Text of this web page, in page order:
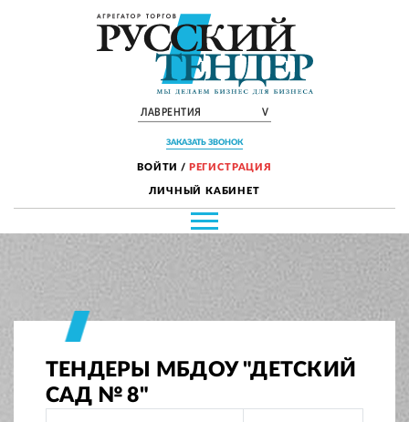
ЛАВРЕНТИЯ V
ЗАКАЗАТЬ ЗВОНОК
ВОЙТИ / РЕГИСТРАЦИЯ
ЛИЧНЫЙ КАБИНЕТ
ТЕНДЕРЫ МБДОУ "ДЕТСКИЙ
САД № 8"